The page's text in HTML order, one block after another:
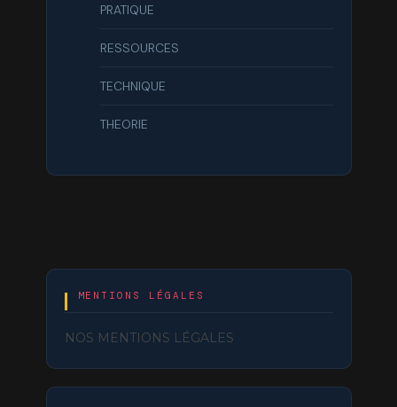
PRATIQUE
RESSOURCES
TECHNIQUE
THEORIE
MENTIONS LÉGALES
NOS MENTIONS LÉGALES